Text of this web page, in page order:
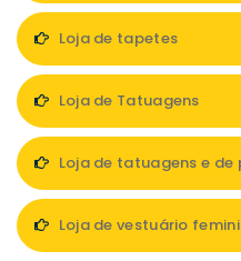
Loja de tapetes
Loja de Tatuagens
Loja de tatuagens e de
Loja de vestuário